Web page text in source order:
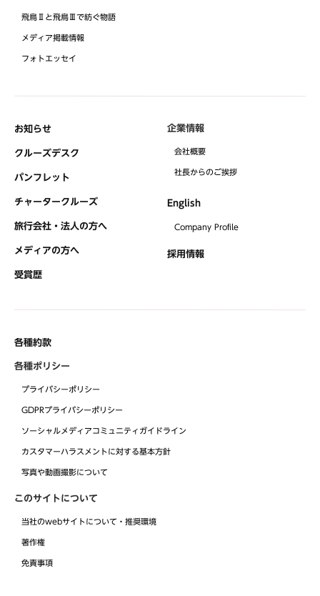
飛鳥Ⅱと飛鳥Ⅲで紡ぐ物語
メディア掲載情報
フォトエッセイ
お知らせ
クルーズデスク
パンフレット
チャータークルーズ
旅行会社・法人の方へ
メディアの方へ
受賞歴
企業情報
会社概要
社⻑からのご挨拶
English
Company Profile
採用情報
各種約款
各種ポリシー
プライバシーポリシー
GDPRプライバシーポリシー
ソーシャルメディアコミュニティガイドライン
カスタマーハラスメントに対する基本方針
写真や動画撮影について
このサイトについて
当社のwebサイトについて・推奨環境
著作権
免責事項